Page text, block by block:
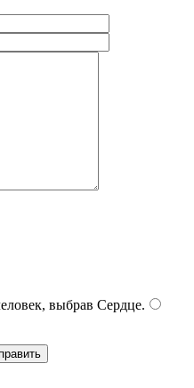
выбрав Сердце.